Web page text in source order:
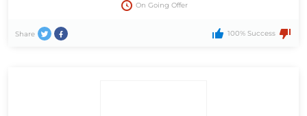
On Going Offer
Share 100% Success